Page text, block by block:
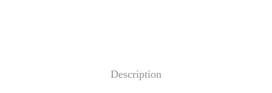
Description